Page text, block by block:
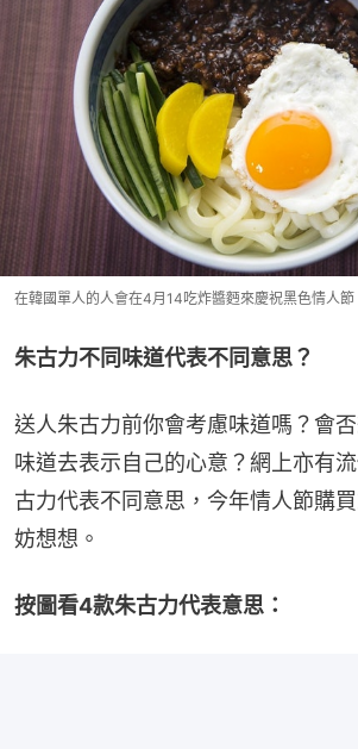
在韓國單人的人會在4月14吃炸醬麪來慶祝黑色情人節
朱古力不同味道代表不同意思？
送人朱古力前你會考慮味道嗎？會
味道去表示自己的心意？網上亦有
古力代表不同意思，今年情人節購
妨想想。
按圖看4款朱古力代表意思：